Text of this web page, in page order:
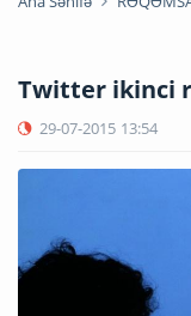
Twitter ikinci
29-07-2015 13:54